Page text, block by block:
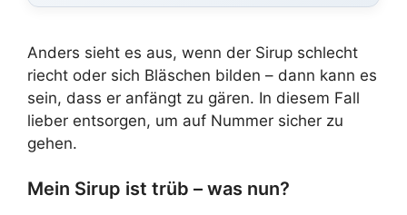
Anders sieht es aus, wenn der Sirup schlecht
riecht oder sich Bläschen bilden – dann kann es
sein, dass er anfängt zu gären. In diesem Fall
lieber entsorgen, um auf Nummer sicher zu
gehen.
Mein Sirup ist trüb – was nun?